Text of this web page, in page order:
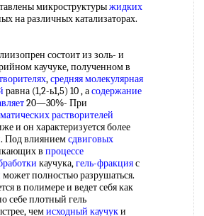
микроструктурыжидких
на различных катализаторах.
состоит из золь- и
каучуке, полученном в
,средняя молекулярная
равна (1,2-ь1,5) 10 , асодержание
20—30%- При
растворителей
и он характеризуется более
. Под влияниемсдвиговых
в процессе
каучука,гель-фракцияс
может полностью разрушаться.
в полимере и ведет себя как
себе плотный гель
чемисходный каучуки